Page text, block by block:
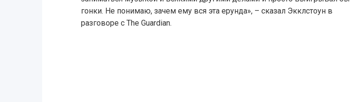
гонки. Не понимаю, зачем ему вся эта ерунда», – сказал Экклстоун в
разговоре с The Guardian.